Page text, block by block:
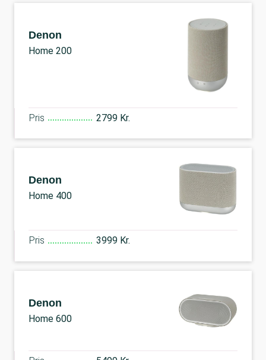
Denon
Home 200
Pris 2799 Kr.
Denon
Home 400
Pris 3999 Kr.
Denon
Home 600